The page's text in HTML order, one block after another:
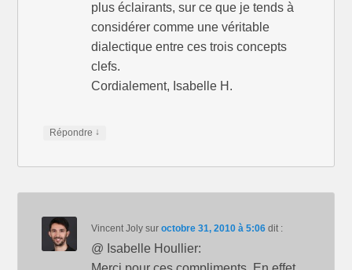
plus éclairants, sur ce que je tends à
considérer comme une véritable
dialectique entre ces trois concepts
clefs.
Cordialement, Isabelle H.
Répondre ↓
Vincent Joly suroctobre 31, 2010 à 5:06dit :
@ Isabelle Houllier: